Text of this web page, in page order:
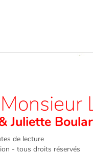
Juliette
de lecture
- tous droits réservés